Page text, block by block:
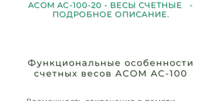
ACOM AC-100-20 - ВЕСЫ СЧЕТНЫЕ -
ПОДРОБНОЕ ОПИСАНИЕ.
Функциональные особенности
счетных весов ACOM АС-100